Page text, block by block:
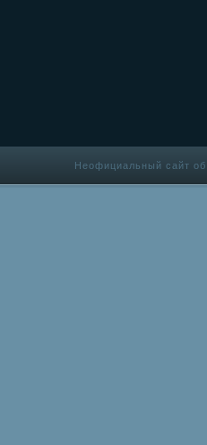
Неофициальный сайт